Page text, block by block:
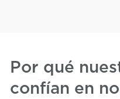
Por qué
confían en